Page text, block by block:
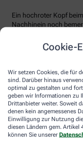
Cookie-
Wir setzen Cookies, die für
sind. Darüber hinaus
optimal zu gestalten und
geben wir Informationen zu
Drittanbieter weiter. Soweit
denen kein angemessenes
Einwilligung zur Nutzung
diesen Ländern gem. Artikel
können Sie unserer
Ein hochroter Kopf
Nachhinein noch
bemerkbar an den
eine Überhitzung im
Zahnen
Kein Grund zur Sorge
Temperatur ist dann
einhergehenden roten
werden und auffällig